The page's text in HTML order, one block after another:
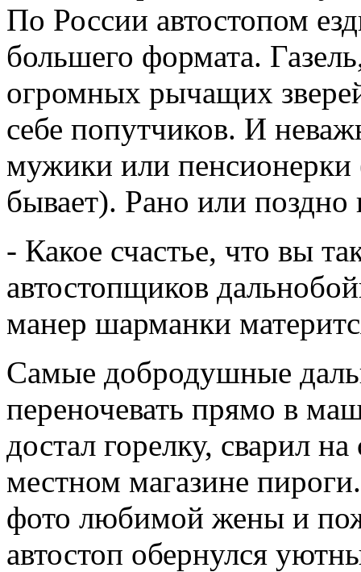
По России автостопом
большего формата.
огромных рычащих
себе попутчиков. И
мужики или пенсионерки
бывает). Рано или поздно
- Какое счастье, что вы
автостопщиков
манер шарманки
Самые добродушные
переночевать прямо в
достал горелку, сварил
местном магазине
фото любимой жены и
автостоп обернулся